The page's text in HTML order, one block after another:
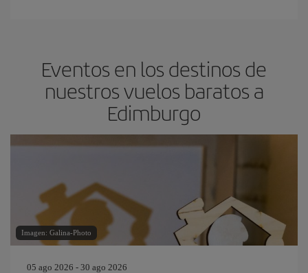
Eventos en los destinos de
nuestros vuelos baratos a
Edimburgo
Imagen: Galina-Photo
05 ago 2026 - 30 ago 2026